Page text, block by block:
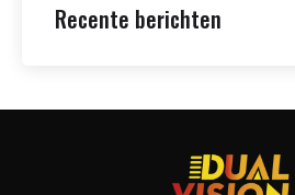
Recente berichten